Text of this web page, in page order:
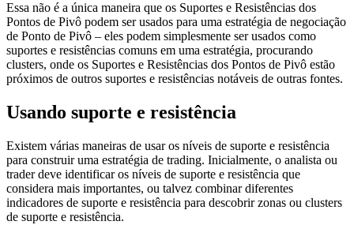
Essa não é a única maneira que os Suportes e Resistências dos
Pontos de Pivô podem ser usados para uma estratégia de negociação
de Ponto de Pivô – eles podem simplesmente ser usados como
suportes e resistências comuns em uma estratégia, procurando
clusters, onde os Suportes e Resistências dos Pontos de Pivô estão
próximos de outros suportes e resistências notáveis de outras fontes.
Usando suporte e resistência
Existem várias maneiras de usar os níveis de suporte e resistência
para construir uma estratégia de trading. Inicialmente, o analista ou
trader deve identificar os níveis de suporte e resistência que
considera mais importantes, ou talvez combinar diferentes
indicadores de suporte e resistência para descobrir zonas ou clusters
de suporte e resistência.